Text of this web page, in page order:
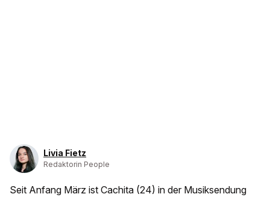
Livia Fietz
Redaktorin People
Seit Anfang März ist Cachita (24) in der Musiksendung